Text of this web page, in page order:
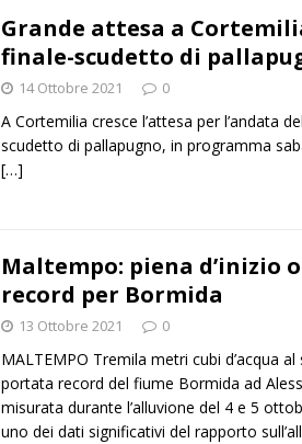
Grande attesa a
finale-scudetto di
14 Ottobre 2021 0
A Cortemilia cresce l’attesa per l’andata
scudetto di pallapugno, in programma
[…]
Maltempo: piena d’inizio
record per Bormida
13 Ottobre 2021 0
MALTEMPO Tremila metri cubi d’acqua al
portata record del fiume Bormida ad
misurata durante l’alluvione del 4 e 5
uno dei dati significativi del rapporto